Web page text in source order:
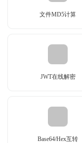
文件MD5计算
JWT在线解密
Base64/Hex互转